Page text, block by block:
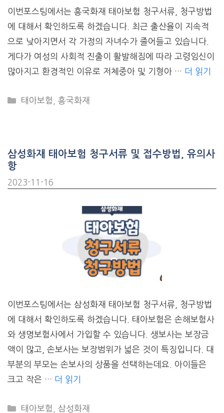
이번포스팅에서는 흥국화재 태아보험 청구서류, 청구방법
에 대해서 확인하도록 하겠습니다. 최근 출산율이 지속적
으로 낮아지면서 각 가정의 자녀수가 줄어들고 있습니다.
게다가 여성의 사회적 진출이 활발해짐에 따라 고령임신이
많아지고 환경적인 이유로 저체중아 및 기형아 … 더 읽기
CATEGORIES
태아보험 ,흥국화재
삼성화재 태아보험 청구서류 및 접수방법, 유의사
항
2023-11-16
이번포스팅에서는 삼성화재 태아보험 청구서류, 청구방법
에 대해서 확인하도록 하겠습니다. 태아보험은 손해보험사
와 생명보험사에서 가입할 수 있습니다. 생보사는 보장금
액이 많고, 손보사는 보장범위가 넓은 것이 특징입니다. 대
부분의 부모는 손보사의 상품을 선택하는데요. 아이들은
크고 작은 … 더 읽기
CATEGORIES
태아보험 삼성화재